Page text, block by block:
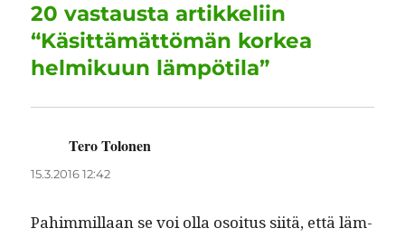
20 vastausta artikkeliin
“Käsittämättömän korkea
helmikuun lämpötila”
Tero Tolonen
15.3.2016 12:42
Pahim­mil­laan se voi olla osoi­tus siitä, että läm­